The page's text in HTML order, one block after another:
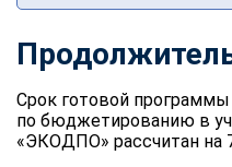
Срок готовой
по бюджетированию в
«ЭКОДПО» рассчитан на